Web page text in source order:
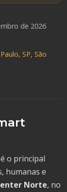
de 2026
SP, São
é o principal
humanas e
Norte, no